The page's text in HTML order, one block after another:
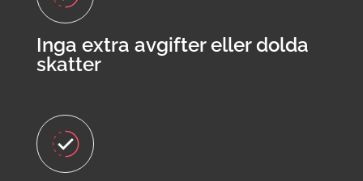
Inga extra avgifter eller dolda
skatter